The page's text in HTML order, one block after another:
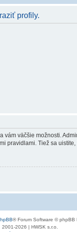
profily.
väčšie možnosti.
Tiež sa
® Forum Software © phpBB
2001-2026 | HWSK s.r.o.